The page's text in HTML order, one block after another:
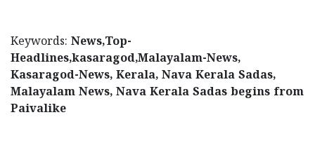
Keywords: News,Top-
Headlines,kasaragod,Malayalam-News,
Kasaragod-News, Kerala, Nava Kerala Sadas,
Malayalam News, Nava Kerala Sadas begins from
Paivalike